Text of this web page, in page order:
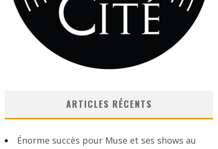
ARTICLES RÉCENTS
Énorme succès pour Muse et ses shows au